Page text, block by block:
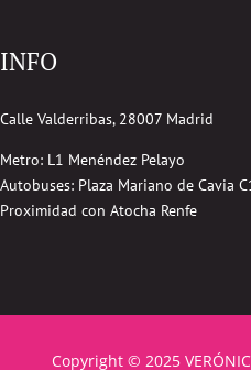
INFO
Calle Valderribas, 28007 Madrid
Metro: L1 Menéndez Pelayo
Autobuses: Plaza Mariano de Cavia
Proximidad con Atocha Renfe
Copyright © 2025